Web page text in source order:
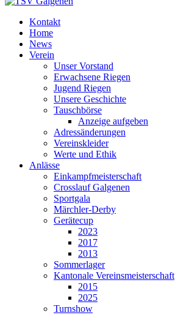
Kontakt
Home
News
Verein
Unser Vorstand
Erwachsene Riegen
Jugend Riegen
Unsere Geschichte
Tauschbörse
Anzeige aufgeben
Adressänderungen
Vereinskleider
Werte und Ethik
Anlässe
Einkampfmeisterschaft
Crosslauf Galgenen
Sportgala
Märchler-Derby
Gerätecup
2023
2017
2013
Sommerlager
Kantonale Vereinsmeisterschaft
2015
2025
Turnshow